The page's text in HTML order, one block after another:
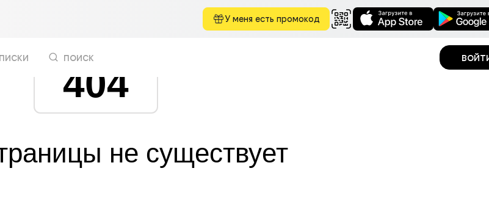
У меня есть промокод
поиск
404
не существует